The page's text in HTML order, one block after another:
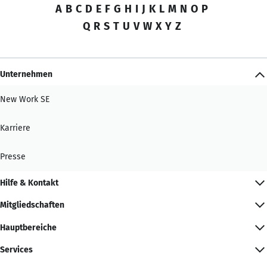
A B C D E F G H I J K L M N O P
Q R S T U V W X Y Z
Unternehmen
New Work SE
Karriere
Presse
Hilfe & Kontakt
Mitgliedschaften
Hauptbereiche
Services